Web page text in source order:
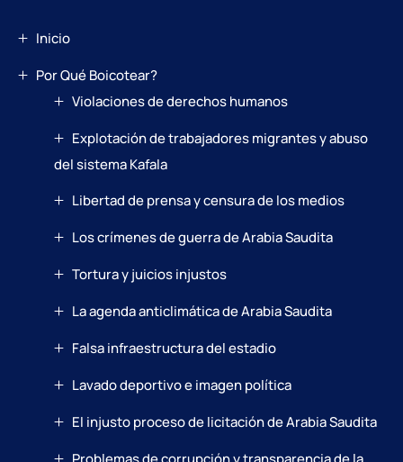
Inicio
Por Qué Boicotear?
Violaciones de derechos humanos
Explotación de trabajadores migrantes y abuso
del sistema Kafala
Libertad de prensa y censura de los medios
Los crímenes de guerra de Arabia Saudita
Tortura y juicios injustos
La agenda anticlimática de Arabia Saudita
Falsa infraestructura del estadio
Lavado deportivo e imagen política
El injusto proceso de licitación de Arabia Saudita